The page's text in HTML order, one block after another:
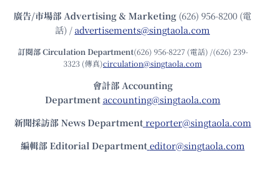
廣告/市場部Advertising & Marketing (626) 956-8200 (電
話) /advertisements@singtaola.com
訂閱部 Circulation Department(626) 956-8227 (電話) /(626) 239-
3323 (傳真)circulation@singtaola.com
會計部 Accounting
Department accounting@singtaola.com
新聞採訪部 News Department reporter@singtaola.com
編輯部 Editorial Department editor@singtaola.com